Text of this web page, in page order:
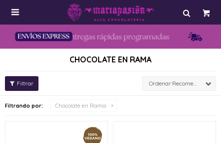

CHOCOLATE EN RAMA
Recomendados
Filtrando por: Chocolate en Rama